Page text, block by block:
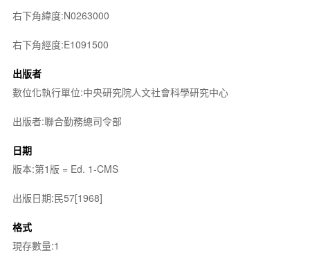
右下角緯度:N0263000
右下角經度:E1091500
出版者
數位化執行單位:中央研究院人文社會科學研究中心
出版者:聯合勤務總司令部
日期
版本:第1版 = Ed. 1-CMS
出版日期:民57[1968]
格式
現存數量:1